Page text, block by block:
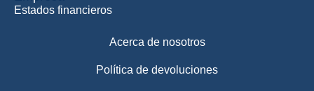
Estados financieros
Acerca de nosotros
Política de devoluciones